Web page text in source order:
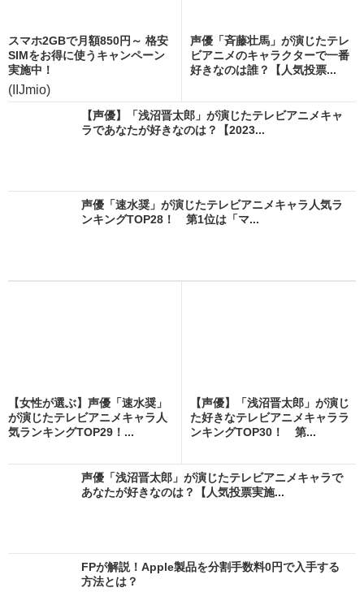
スマホ2GBで月額850円～ 格安
SIMをお得に使うキャンペーン
実施中！
(IIJmio)
声優「斉藤壮馬」が演じたテレ
ビアニメのキャラクターで一番
好きなのは誰？【人気投票...
【声優】「浅沼晋太郎」が演じたテレビアニメキャ
ラであなたが好きなのは？【2023...
声優「速水奨」が演じたテレビアニメキャラ人気ラ
ンキングTOP28！ 第1位は「マ...
【女性が選ぶ】声優「速水奨」
が演じたテレビアニメキャラ人
気ランキングTOP29！...
【声優】「浅沼晋太郎」が演じ
た好きなテレビアニメキャララ
ンキングTOP30！ 第...
声優「浅沼晋太郎」が演じたテレビアニメキャラで
あなたが好きなのは？【人気投票実施...
FPが解説！Apple製品を分割手数料0円で入手する
方法とは？